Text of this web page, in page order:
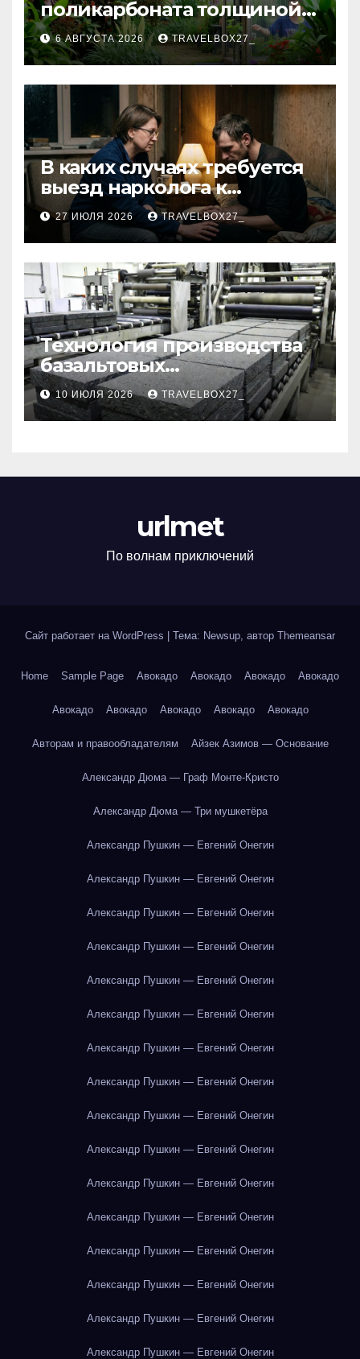
поликарбоната толщиной 4
и 6 мм
6 АВГУСТА 2026 TRAVELBOX27_
В каких случаях требуется
выезд нарколога к
пациенту
27 ИЮЛЯ 2026 TRAVELBOX27_
Технология производства
базальтовых
теплоизоляционных плит
по ГОСТ
10 ИЮЛЯ 2026 TRAVELBOX27_
urlmet
По волнам приключений
Сайт работает на WordPress Тема: Newsup, автор Themeansar
Home Sample Page Авокадо Авокадо Авокадо Авокадо
Авокадо Авокадо Авокадо Авокадо Авокадо
Авторам и правообладателям Айзек Азимов — Основание
Александр Дюма — Граф Монте-Кристо
Александр Дюма — Три мушкетёра
Александр Пушкин — Евгений Онегин
Александр Пушкин — Евгений Онегин
Александр Пушкин — Евгений Онегин
Александр Пушкин — Евгений Онегин
Александр Пушкин — Евгений Онегин
Александр Пушкин — Евгений Онегин
Александр Пушкин — Евгений Онегин
Александр Пушкин — Евгений Онегин
Александр Пушкин — Евгений Онегин
Александр Пушкин — Евгений Онегин
Александр Пушкин — Евгений Онегин
Александр Пушкин — Евгений Онегин
Александр Пушкин — Евгений Онегин
Александр Пушкин — Евгений Онегин
Александр Пушкин — Евгений Онегин
Александр Пушкин — Евгений Онегин